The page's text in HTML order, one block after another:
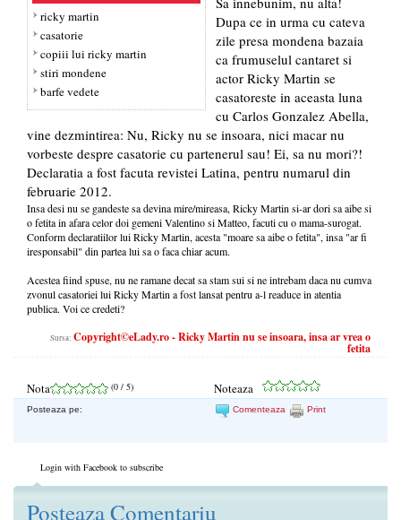
ricky martin
casatorie
copiii lui ricky martin
stiri mondene
barfe vedete
Dupa ce in urma cu cateva
zile presa mondena bazaia
ca frumuselul cantaret si
actor Ricky Martin se
casatoreste in aceasta luna
cu Carlos Gonzalez Abella,
vine dezmintirea: Nu, Ricky nu se insoara, nici macar nu
vorbeste despre casatorie cu partenerul sau! Ei, sa nu mori?!
Declaratia a fost facuta revistei Latina, pentru numarul din
februarie 2012.
Insa desi nu se gandeste sa devina mire/mireasa, Ricky Martin si-ar dori sa aibe si
o fetita in afara celor doi gemeni Valentino si Matteo, facuti cu o mama-surogat.
Conform declaratiilor lui Ricky Martin, acesta "moare sa aibe o fetita", insa "ar fi
iresponsabil" din partea lui sa o faca chiar acum.
Acestea fiind spuse, nu ne ramane decat sa stam sui si ne intrebam daca nu cumva
zvonul casatoriei lui Ricky Martin a fost lansat pentru a-l readuce in atentia
publica. Voi ce credeti?
Sursa: Copyright©eLady.ro - Ricky Martin nu se insoara, insa ar vrea o
fetita
Nota (0 / 5) Noteaza
Posteaza pe: Comenteaza Print
Login with Facebook to subscribe
Posteaza Comentariu